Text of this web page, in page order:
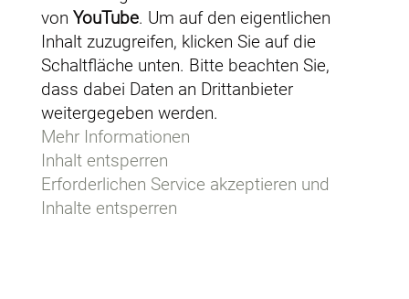
von YouTube. Um auf den eigentlichen
Inhalt zuzugreifen, klicken Sie auf die
Schaltfläche unten. Bitte beachten Sie,
dass dabei Daten an Drittanbieter
weitergegeben werden.
Mehr Informationen
Inhalt entsperren
Erforderlichen Service akzeptieren und
Inhalte entsperren